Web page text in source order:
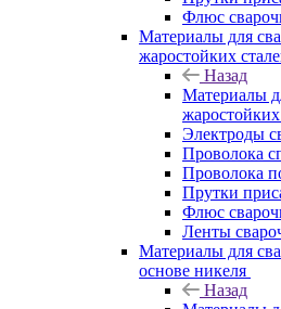
Флюс
Материалы для
жаростойких
Назад
Материалы
жаростойких
Электроды
Проволока
Проволока
Прутки
Флюс
Ленты
Материалы для
основе никеля
Назад